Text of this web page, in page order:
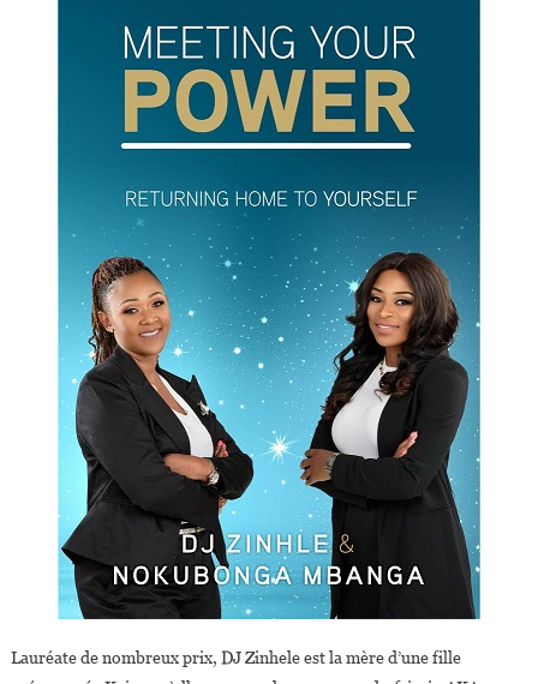
Lauréate de nombreux prix, DJ Zinhele est la mère d’une fille